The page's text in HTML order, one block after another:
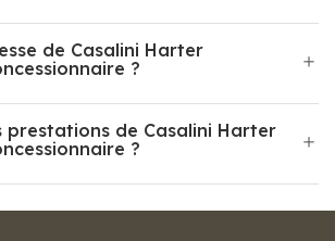
de Casalini Harter
?
prestations de Casalini Harter
?